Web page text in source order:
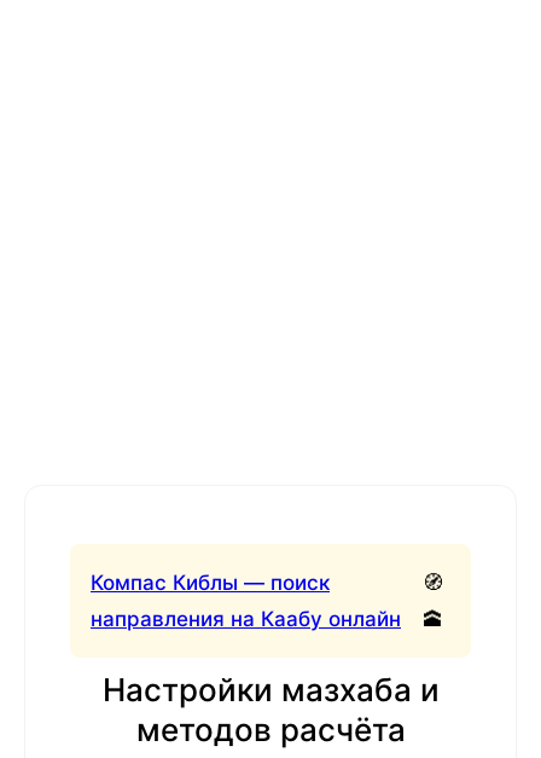
Компас Киблы — поиск
направления на Каабу онлайн
🧭
🕋
Настройки мазхаба и
методов расчёта